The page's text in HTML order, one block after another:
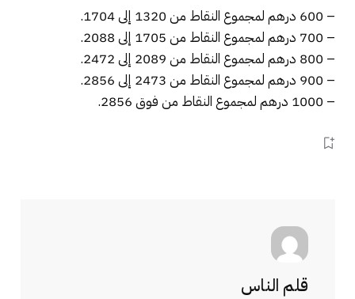
– 600 درهم لمجموع النقاط من 1320 إلى 1704.
– 700 درهم لمجموع النقاط من 1705 إلى 2088.
– 800 درهم لمجموع النقاط من 2089 إلى 2472.
– 900 درهم لمجموع النقاط من 2473 إلى 2856.
– 1000 درهم لمجموع النقاط من فوق 2856.
قلم الناس